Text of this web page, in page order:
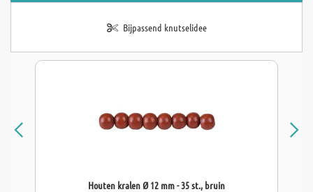
Bijpassend knutselidee
Houten kralen Ø 12 mm - 35 st., bruin